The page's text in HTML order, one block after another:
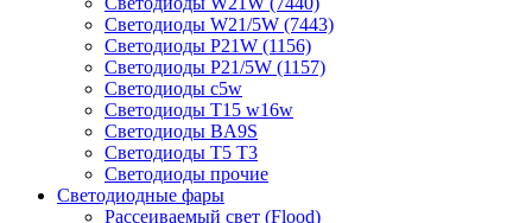
Светодиоды W21/5W (7443)
Светодиоды P21W (1156)
Светодиоды P21/5W (1157)
Светодиоды c5w
Светодиоды T15 w16w
Светодиоды BA9S
Светодиоды T5 T3
Светодиоды прочие
Светодиодные фары
Рассеиваемый свет (Flood)